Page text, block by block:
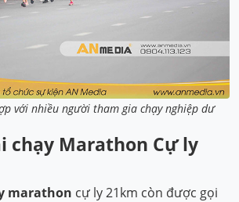
với nhiều người tham gia chạy nghiệp dư
chạy Marathon Cự ly
marathon cự ly 21km còn được gọi